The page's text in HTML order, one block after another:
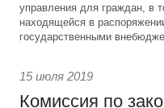
управления для граждан, в
находящейся в
государственными
15 июля 2019
Комиссия по